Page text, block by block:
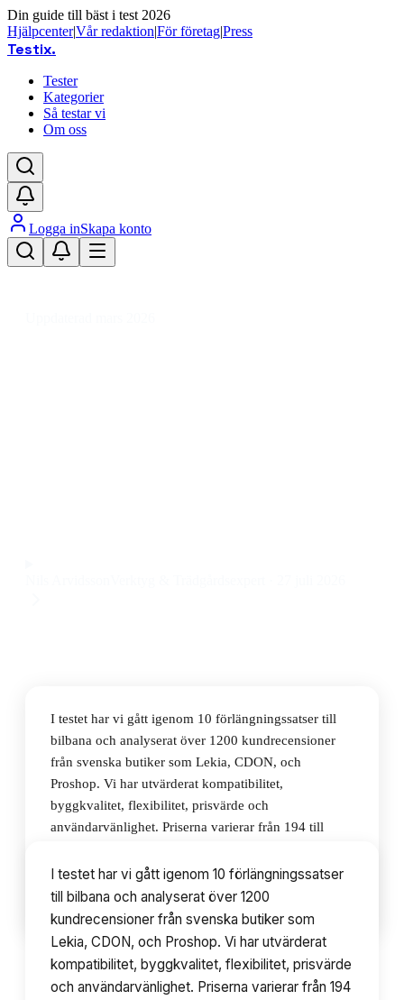
Din guide till bäst i test 2026
Hjälpcenter|Vår redaktion|För företag|Press
Testix.
Tester
Kategorier
Så testar vi
Om oss
Logga inSkapa konto
I testet har vi gått igenom 10 förlängningssatser till
bilbana och analyserat över 1200 kundrecensioner
från svenska butiker som Lekia, CDON, och
Proshop. Vi har utvärderat kompatibilitet,
byggkvalitet, flexibilitet, prisvärde och
användarvänlighet. Priserna varierar från 194 till
Innehållsförteckning
I testet har vi gått igenom 10 förlängningssatser
till bilbana och analyserat över 1200
kundrecensioner från svenska butiker som
Lekia, CDON, och Proshop. Vi har utvärderat
kompatibilitet, byggkvalitet, flexibilitet, prisvärde
och användarvänlighet. Priserna varierar från 194